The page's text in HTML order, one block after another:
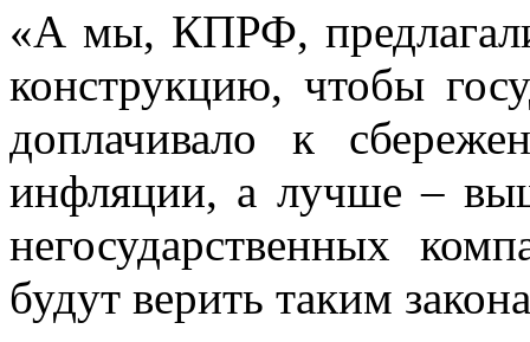
«А мы, КПРФ,
конструкцию, чтобы
доплачивало к
инфляции, а лучше –
негосударственных
будут верить таким